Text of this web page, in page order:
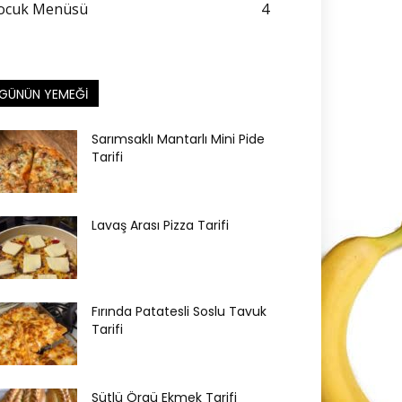
Menüsü 4
YEMEĞI
Sarımsaklı Mantarlı Mini Pide
Tarifi
Lavaş Arası Pizza Tarifi
Fırında Patatesli Soslu Tavuk
Tarifi
Sütlü Örgü Ekmek Tarifi